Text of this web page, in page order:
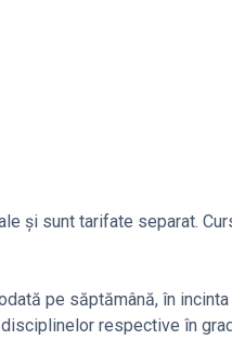
și sunt tarifate separat.
pe săptămână, în
respective în